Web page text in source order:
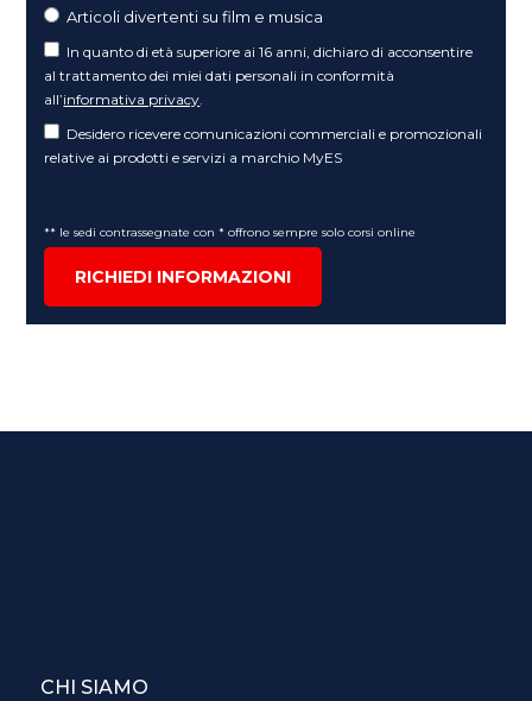
Articoli divertenti su film e musica
In quanto di età superiore ai 16 anni, dichiaro di acconsentire
al trattamento dei miei dati personali in conformità
all’informativa privacy
Desidero ricevere comunicazioni commerciali e promozionali
relative ai prodotti e servizi a marchio MyES
** le sedi contrassegnate con * offrono sempre solo corsi online
RICHIEDI INFORMAZIONI
CHI SIAMO